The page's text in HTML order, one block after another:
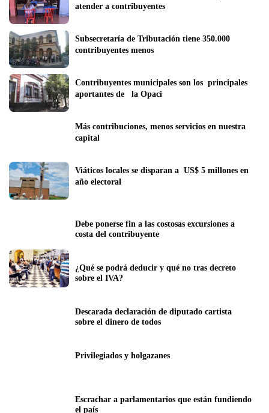
atender a contribuyentes
Subsecretaría de Tributación tiene 350.000
contribuyentes menos
Contribuyentes municipales son los  principales
aportantes de   la Opaci
Más contribuciones, menos servicios en nuestra
capital
Viáticos locales se disparan a  US$ 5 millones en
año electoral
Debe ponerse fin a las costosas excursiones a
costa del contribuyente
¿Qué se podrá deducir y qué no tras decreto
sobre el IVA?
Descarada declaración de diputado cartista
sobre el dinero de todos
Privilegiados y holgazanes
Escrachar a parlamentarios que están fundiendo
el país